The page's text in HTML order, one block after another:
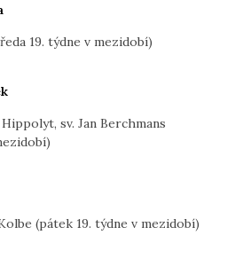
19. týdne v mezidobí)
sv. Jan Berchmans
(pátek 19. týdne v mezidobí)